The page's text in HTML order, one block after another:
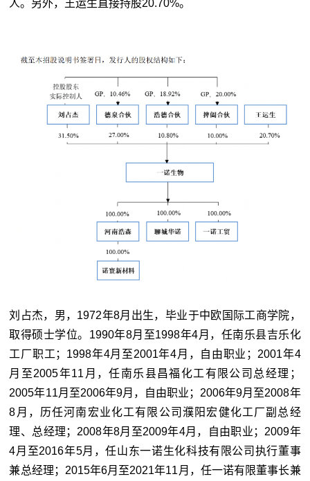
人。另外，王运生直接持股20.70%。
刘占杰，男，1972年8月出生，毕业于中欧国际工商学院，
取得硕士学位。1990年8月至1998年4月，任南乐县吉乐化
工厂职工；1998年4月至2001年4月，自由职业；2001年4
月至2005年11月，任南乐县昌福化工有限公司总经理；
2005年11月至2006年9月，自由职业；2006年9月至2008年
8月，历任河南宏业化工有限公司濮阳宏健化工厂副总经
理、总经理；2008年8月至2009年4月，自由职业；2009年
4月至2016年5月，任山东一诺生化科技有限公司执行董事
兼总经理；2015年6月至2021年11月，任一诺有限董事长兼